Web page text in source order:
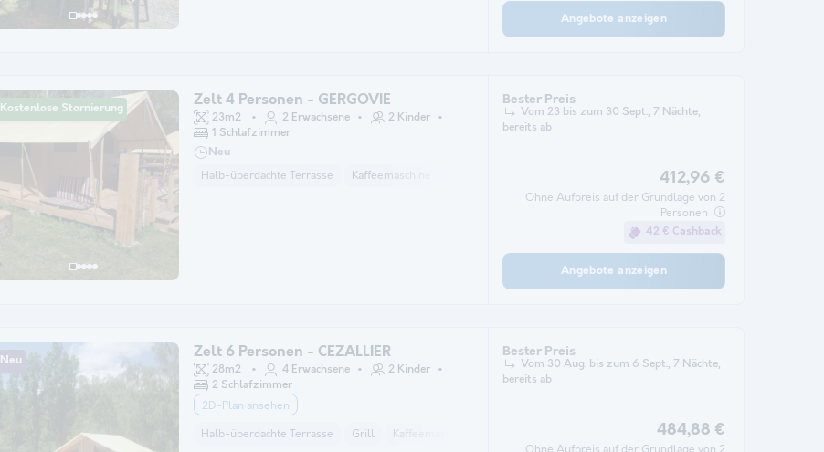
Angebote anzeigen
Kostenlose Stornierung Zelt 4 Personen - GERGOVIE
23m2 2 Erwachsene
2 Kinder
1 Schlafzimmer
Neu
Halb-überdachte Terrasse Kaffeemaschine Mikrowelle
Bester Preis
Vom 23 bis zum 30 Sept., 7 Nächte,
bereits ab
412,96 €
Ohne Aufpreis auf der Grundlage von 2
Personen
42 € Cashback
Angebote anzeigen
Neu Zelt 6 Personen - CEZALLIER
28m2 4 Erwachsene
2 Kinder
2 Schlafzimmer
2D-Plan ansehen
Halb-überdachte Terrasse Grill Kaffeemaschine Gartenmöbel
Bester Preis
Vom 30 Aug. bis zum 6 Sept., 7 Nächte,
bereits ab
484,88 €